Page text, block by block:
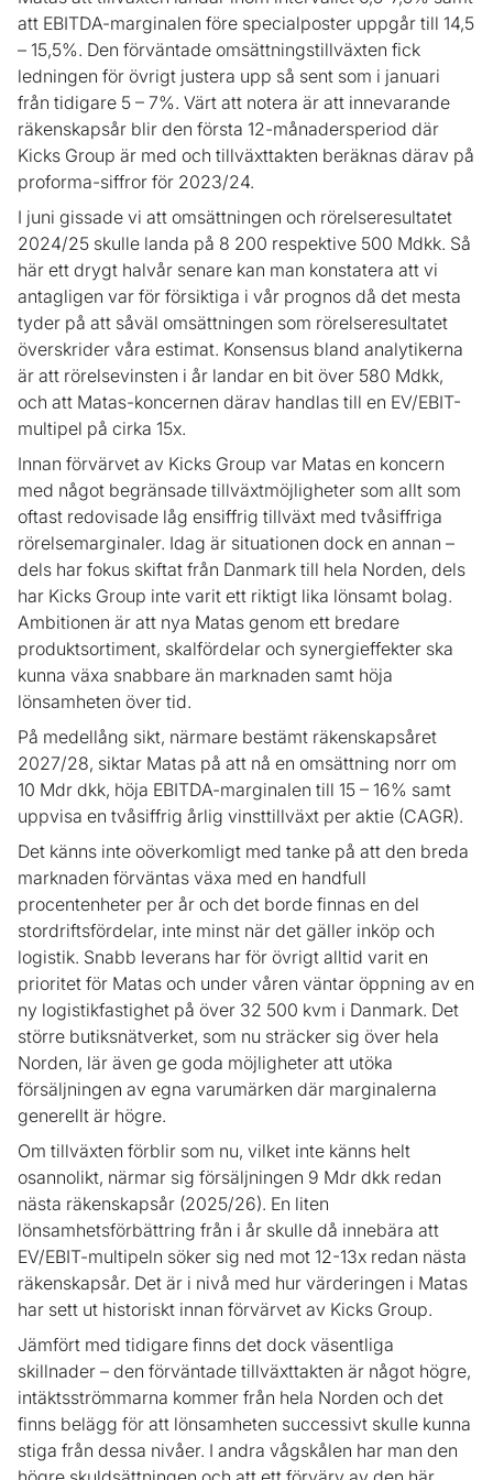
att EBITDA-marginalen före specialposter uppgår till 14,5
– 15,5%. Den förväntade omsättningstillväxten fick
ledningen för övrigt justera upp så sent som i januari
från tidigare 5 – 7%. Värt att notera är att innevarande
räkenskapsår blir den första 12-månadersperiod där
Kicks Group är med och tillväxttakten beräknas därav på
proforma-siffror för 2023/24.
I juni gissade vi att omsättningen och rörelseresultatet
2024/25 skulle landa på 8 200 respektive 500 Mdkk. Så
här ett drygt halvår senare kan man konstatera att vi
antagligen var för försiktiga i vår prognos då det mesta
tyder på att såväl omsättningen som rörelseresultatet
överskrider våra estimat. Konsensus bland analytikerna
är att rörelsevinsten i år landar en bit över 580 Mdkk,
och att Matas-koncernen därav handlas till en EV/EBIT-
multipel på cirka 15x.
Innan förvärvet av Kicks Group var Matas en koncern
med något begränsade tillväxtmöjligheter som allt som
oftast redovisade låg ensiffrig tillväxt med tvåsiffriga
rörelsemarginaler. Idag är situationen dock en annan –
dels har fokus skiftat från Danmark till hela Norden, dels
har Kicks Group inte varit ett riktigt lika lönsamt bolag.
Ambitionen är att nya Matas genom ett bredare
produktsortiment, skalfördelar och synergieffekter ska
kunna växa snabbare än marknaden samt höja
lönsamheten över tid.
På medellång sikt, närmare bestämt räkenskapsåret
2027/28, siktar Matas på att nå en omsättning norr om
10 Mdr dkk, höja EBITDA-marginalen till 15 – 16% samt
uppvisa en tvåsiffrig årlig vinsttillväxt per aktie (CAGR).
Det känns inte oöverkomligt med tanke på att den breda
marknaden förväntas växa med en handfull
procentenheter per år och det borde finnas en del
stordriftsfördelar, inte minst när det gäller inköp och
logistik. Snabb leverans har för övrigt alltid varit en
prioritet för Matas och under våren väntar öppning av en
ny logistikfastighet på över 32 500 kvm i Danmark. Det
större butiksnätverket, som nu sträcker sig över hela
Norden, lär även ge goda möjligheter att utöka
försäljningen av egna varumärken där marginalerna
generellt är högre.
Om tillväxten förblir som nu, vilket inte känns helt
osannolikt, närmar sig försäljningen 9 Mdr dkk redan
nästa räkenskapsår (2025/26). En liten
lönsamhetsförbättring från i år skulle då innebära att
EV/EBIT-multipeln söker sig ned mot 12-13x redan nästa
räkenskapsår. Det är i nivå med hur värderingen i Matas
har sett ut historiskt innan förvärvet av Kicks Group.
Jämfört med tidigare finns det dock väsentliga
skillnader – den förväntade tillväxttakten är något högre,
intäktsströmmarna kommer från hela Norden och det
finns belägg för att lönsamheten successivt skulle kunna
stiga från dessa nivåer. I andra vågskålen har man den